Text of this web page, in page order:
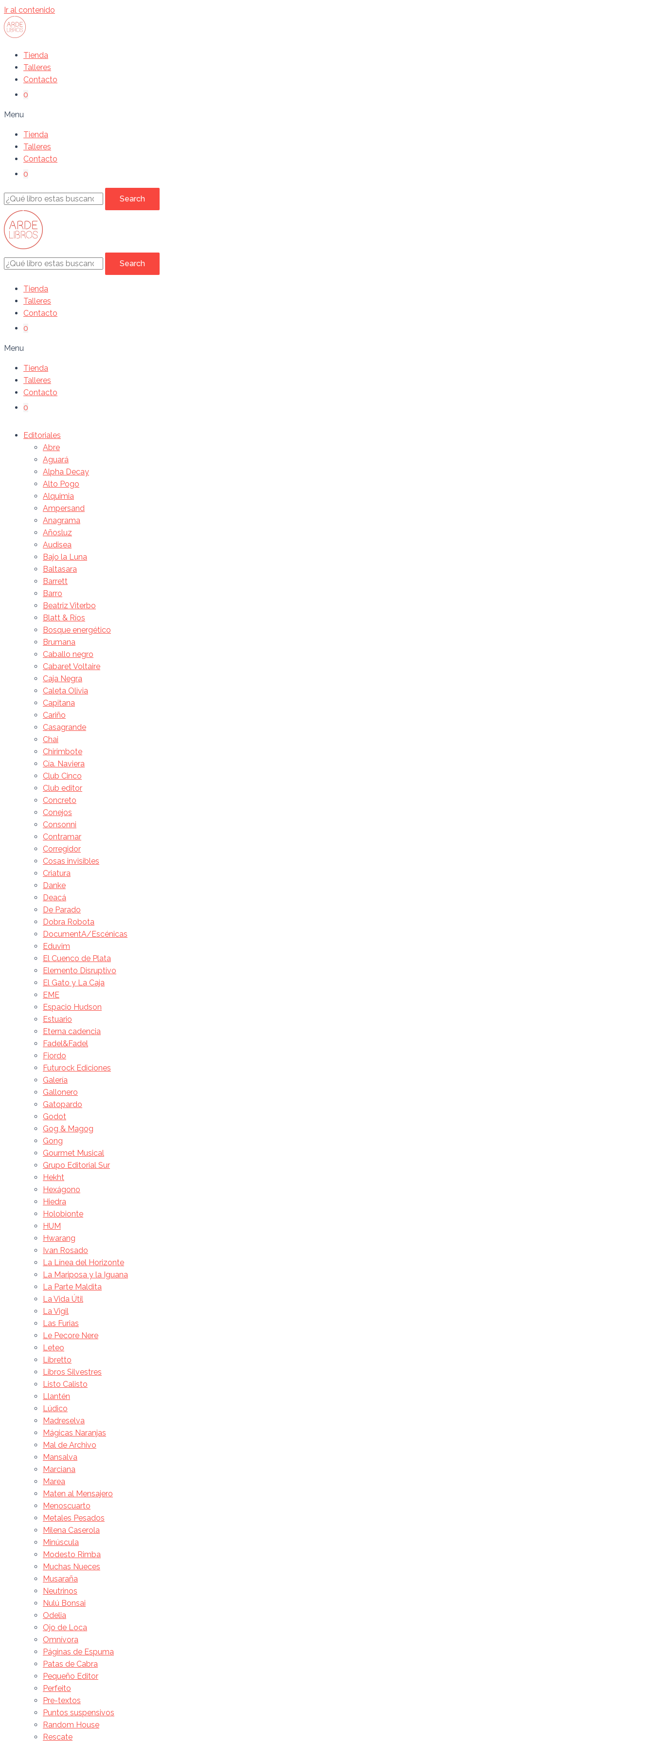
Ir al contenido
Tienda
Talleres
Contacto
0
Menu
Tienda
Talleres
Contacto
0
Search
Search
Tienda
Talleres
Contacto
0
Menu
Tienda
Talleres
Contacto
0
Editoriales
Abre
Aguará
Alpha Decay
Alto Pogo
Alquimia
Ampersand
Anagrama
Añosluz
Audisea
Bajo la Luna
Baltasara
Barrett
Barro
Beatriz Viterbo
Blatt & Ríos
Bosque energético
Brumana
Caballo negro
Cabaret Voltaire
Caja Negra
Caleta Olivia
Capitana
Cariño
Casagrande
Chai
Chirimbote
Cía. Naviera
Club Cinco
Club editor
Concreto
Conejos
Consonni
Contramar
Corregidor
Cosas invisibles
Criatura
Danke
Deacá
De Parado
Dobra Robota
DocumentA/Escénicas
Eduvim
El Cuenco de Plata
Elemento Disruptivo
El Gato y La Caja
EME
Espacio Hudson
Estuario
Eterna cadencia
Fadel&Fadel
Fiordo
Futurock Ediciones
Galería
Gallonero
Gatopardo
Godot
Gog & Magog
Gong
Gourmet Musical
Grupo Editorial Sur
Hekht
Hexágono
Hiedra
Holobionte
HUM
Hwarang
Ivan Rosado
La Línea del Horizonte
La Mariposa y la Iguana
La Parte Maldita
La Vida Útil
La Vigil
Las Furias
Le Pecore Nere
Leteo
Libretto
Libros Silvestres
Listo Calisto
Llantén
Lúdico
Madreselva
Mágicas Naranjas
Mal de Archivo
Mansalva
Marciana
Marea
Maten al Mensajero
Menoscuarto
Metales Pesados
Milena Caserola
Minúscula
Modesto Rimba
Muchas Nueces
Musaraña
Neutrinos
Nulú Bonsai
Odelia
Ojo de Loca
Omnívora
Páginas de Espuma
Patas de Cabra
Pequeño Editor
Perfeito
Pre-textos
Puntos suspensivos
Random House
Rescate